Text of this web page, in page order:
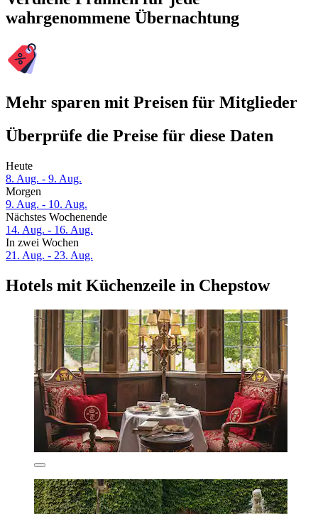
wahrgenommene Übernachtung
Mehr sparen mit Preisen für Mitglieder
Überprüfe die Preise für diese Daten
Heute
8. Aug. - 9. Aug.
Morgen
9. Aug. - 10. Aug.
Nächstes Wochenende
14. Aug. - 16. Aug.
In zwei Wochen
21. Aug. - 23. Aug.
Hotels mit Küchenzeile in Chepstow